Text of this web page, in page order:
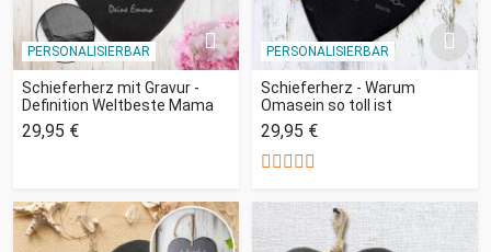
PERSONALISIERBAR
Schieferherz mit Gravur -
Definition Weltbeste Mama
29,95 €
PERSONALISIERBAR
Schieferherz - Warum
Omasein so toll ist
29,95 €